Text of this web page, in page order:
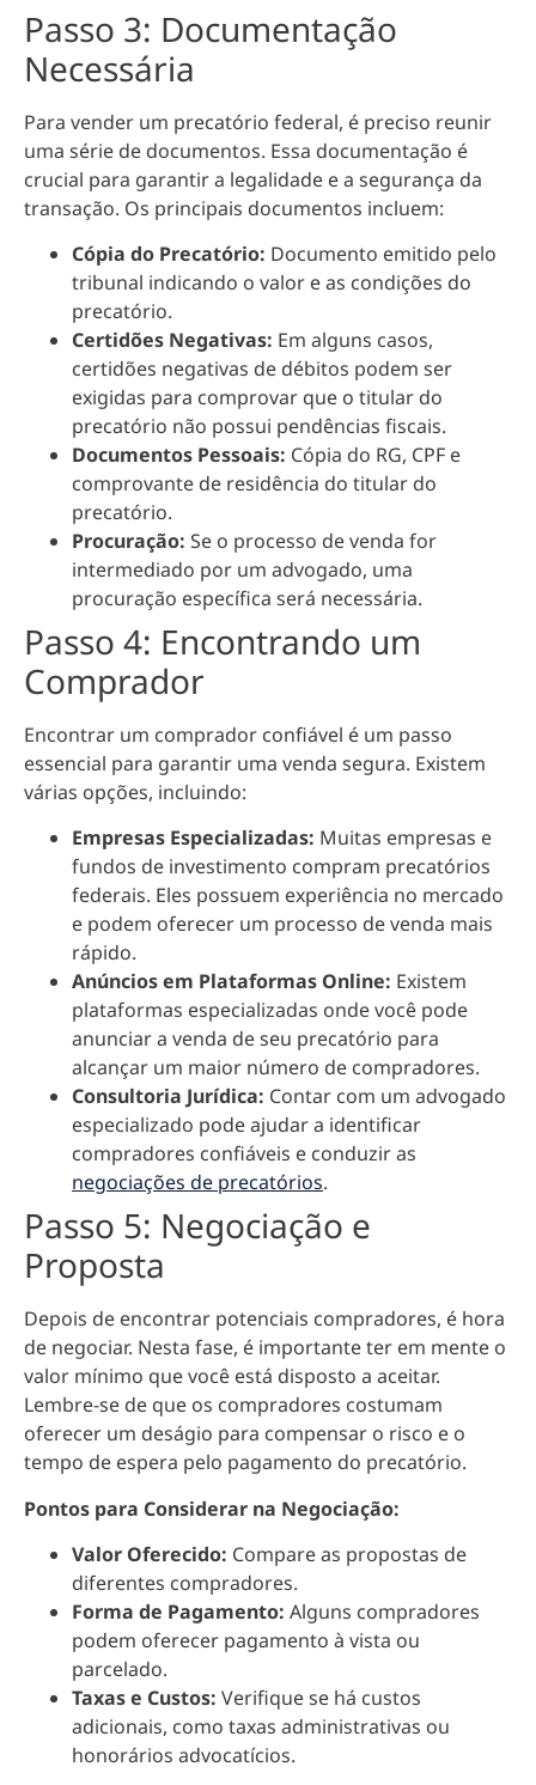
Passo 3: Documentação
Necessária
Para vender um precatório federal, é preciso reunir
uma série de documentos. Essa documentação é
crucial para garantir a legalidade e a segurança da
transação. Os principais documentos incluem:
Cópia do Precatório: Documento emitido pelo
tribunal indicando o valor e as condições do
precatório.
Certidões Negativas: Em alguns casos,
certidões negativas de débitos podem ser
exigidas para comprovar que o titular do
precatório não possui pendências fiscais.
Documentos Pessoais: Cópia do RG, CPF e
comprovante de residência do titular do
precatório.
Procuração: Se o processo de venda for
intermediado por um advogado, uma
procuração específica será necessária.
Passo 4: Encontrando um
Comprador
Encontrar um comprador confiável é um passo
essencial para garantir uma venda segura. Existem
várias opções, incluindo:
Empresas Especializadas: Muitas empresas e
fundos de investimento compram precatórios
federais. Eles possuem experiência no mercado
e podem oferecer um processo de venda mais
rápido.
Anúncios em Plataformas Online: Existem
plataformas especializadas onde você pode
anunciar a venda de seu precatório para
alcançar um maior número de compradores.
Consultoria Jurídica: Contar com um advogado
especializado pode ajudar a identificar
compradores confiáveis e conduzir as
negociações de precatórios.
Passo 5: Negociação e
Proposta
Depois de encontrar potenciais compradores, é hora
de negociar. Nesta fase, é importante ter em mente o
valor mínimo que você está disposto a aceitar.
Lembre-se de que os compradores costumam
oferecer um deságio para compensar o risco e o
tempo de espera pelo pagamento do precatório.
Pontos para Considerar na Negociação:
Valor Oferecido: Compare as propostas de
diferentes compradores.
Forma de Pagamento: Alguns compradores
podem oferecer pagamento à vista ou
parcelado.
Taxas e Custos: Verifique se há custos
adicionais, como taxas administrativas ou
honorários advocatícios.